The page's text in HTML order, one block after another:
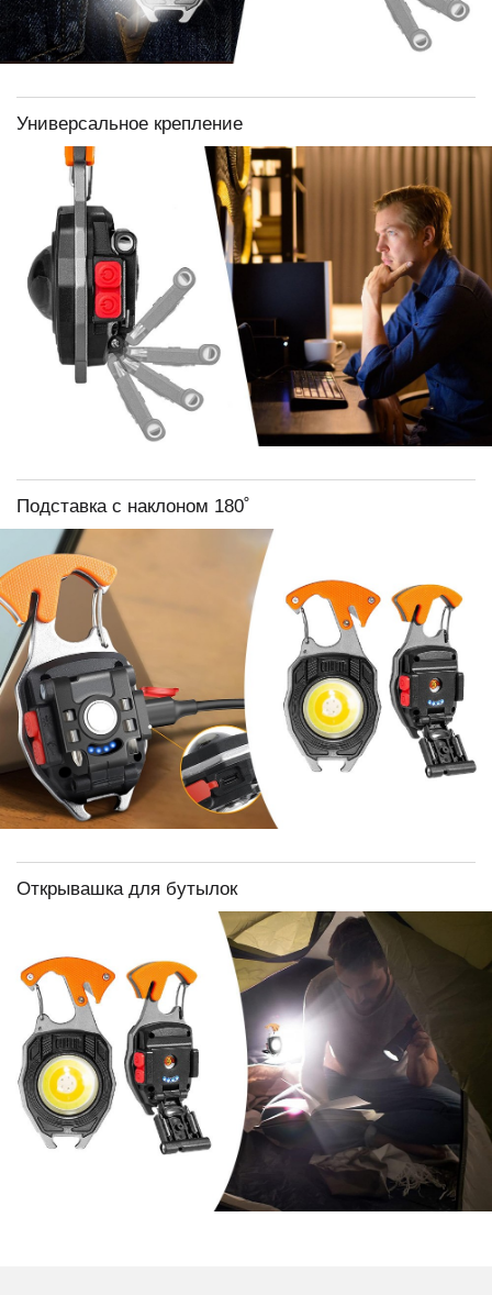
Универсальное крепление
Подставка с наклоном 180˚
Открывашка для бутылок